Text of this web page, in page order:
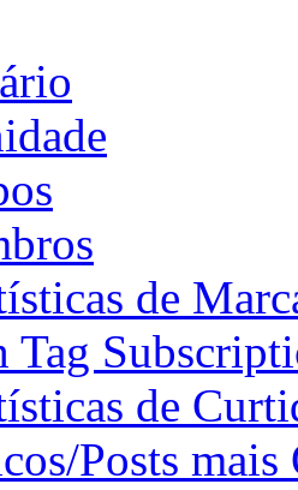
de
Tag
de
Posts mais